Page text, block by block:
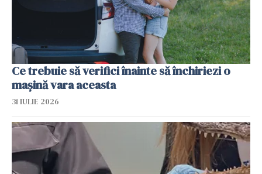
Ce trebuie să verifici înainte să închiriezi o
mașină vara aceasta
31 IULIE 2026